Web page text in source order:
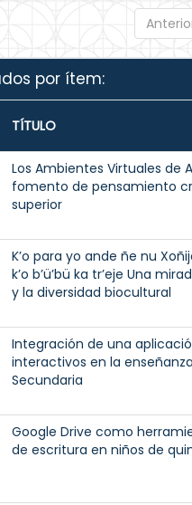
por ítem:
TÍTULO
Los Ambientes Virtuales de
fomento de pensamiento
superior
K’o para yo ande ñe nu
k’o b’ü’bü ka tr’eje Una
y la diversidad biocultural
Integración de una
interactivos en la
Secundaria
Google Drive como
de escritura en niños de